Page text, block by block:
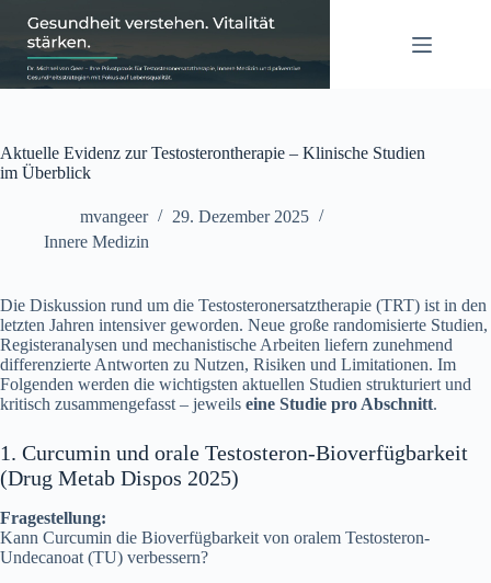
Inhalt
springen
Aktuelle Evidenz zur Testosterontherapie – Klinische Studien
im Überblick
mvangeer
29. Dezember 2025
Innere Medizin
Die Diskussion rund um die Testosteronersatztherapie (TRT) ist in den
letzten Jahren intensiver geworden. Neue große randomisierte Studien,
Registeranalysen und mechanistische Arbeiten liefern zunehmend
differenzierte Antworten zu Nutzen, Risiken und Limitationen. Im
Folgenden werden die wichtigsten aktuellen Studien strukturiert und
kritisch zusammengefasst – jeweils eine Studie pro Abschnitt.
1. Curcumin und orale Testosteron-Bioverfügbarkeit
(Drug Metab Dispos 2025)
Fragestellung:
Kann Curcumin die Bioverfügbarkeit von oralem Testosteron-
Undecanoat (TU) verbessern?